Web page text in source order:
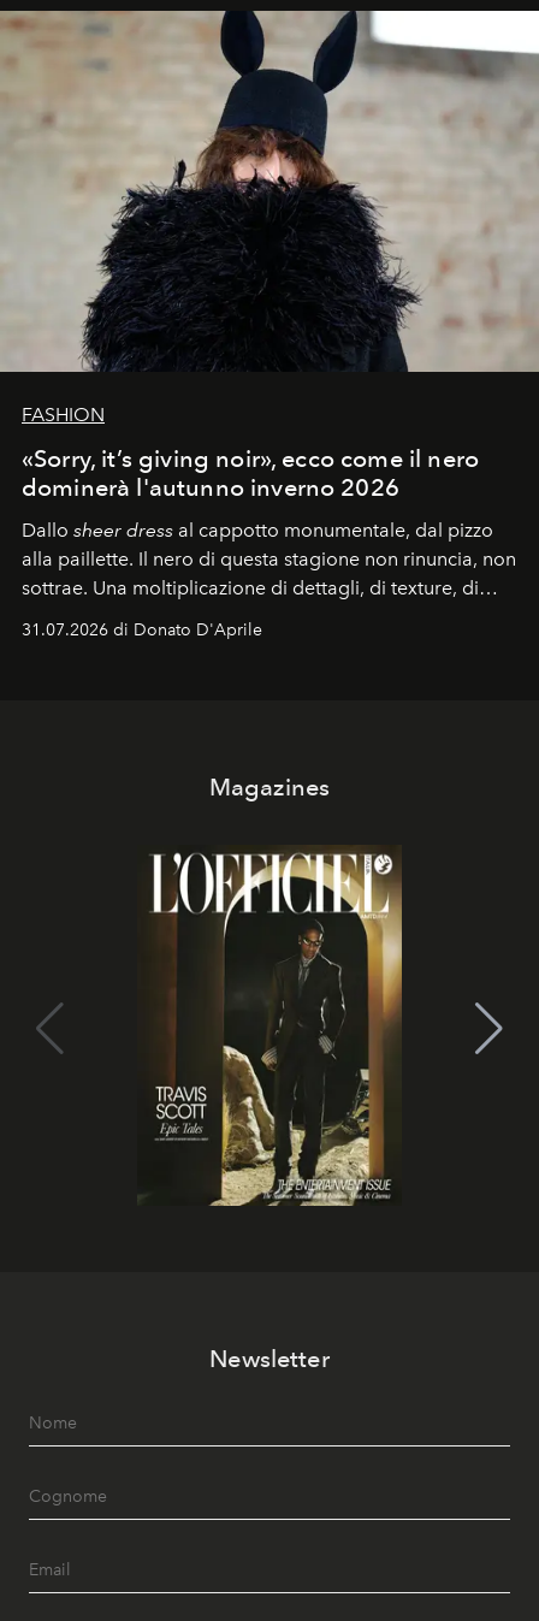
FASHION
«Sorry, it’s giving noir», ecco come il nero
dominerà l'autunno inverno 2026
Dallo sheer dress al cappotto monumentale, dal pizzo
alla paillette. Il nero di questa stagione non rinuncia, non
sottrae. Una moltiplicazione di dettagli, di texture, di
colore più classico di tutti i tempi sia (ancora una
31.07.2026 di Donato D'Aprile
Magazines
Newsletter